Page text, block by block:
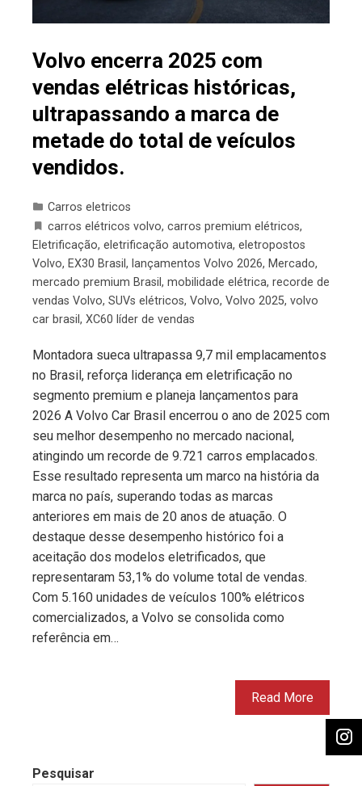
Volvo encerra 2025 com
vendas elétricas históricas,
ultrapassando a marca de
metade do total de veículos
vendidos.
Carros eletricos
carros elétricos volvo, carros premium elétricos,
Eletrificação, eletrificação automotiva, eletropostos
Volvo, EX30 Brasil , lançamentos Volvo 2026, Mercado,
mercado premium Brasil , mobilidade elétrica, recorde de
vendas Volvo, SUVs elétricos, Volvo, Volvo 2025, volvo
car brasil , XC60 líder de vendas
Montadora sueca ultrapassa 9,7 mil emplacamentos
no Brasil, reforça liderança em eletrificação no
segmento premium e planeja lançamentos para
2026 A Volvo Car Brasil encerrou o ano de 2025 com
seu melhor desempenho no mercado nacional,
atingindo um recorde de 9.721 carros emplacados.
Esse resultado representa um marco na história da
marca no país, superando todas as marcas
anteriores em mais de 20 anos de atuação. O
destaque desse desempenho histórico foi a
aceitação dos modelos eletrificados, que
representaram 53,1% do volume total de vendas.
Com 5.160 unidades de veículos 100% elétricos
comercializados, a Volvo se consolida como
referência em…
Read More
Pesquisar